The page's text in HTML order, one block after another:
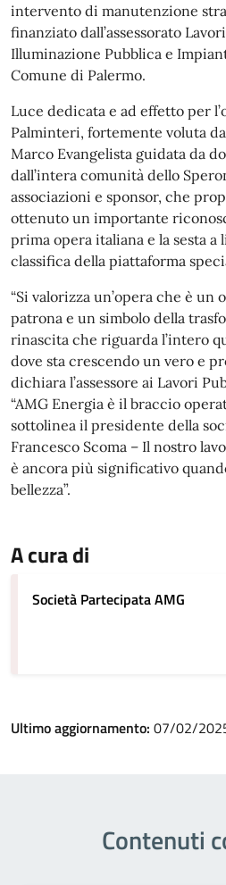
intervento di manutenzione
finanziato dall’assessorato
Illuminazione Pubblica e
Comune di Palermo.
Luce dedicata e ad effetto per
Palminteri, fortemente voluta
Marco Evangelista guidata da
dall’intera comunità dello
associazioni e sponsor, che
ottenuto un importante
prima opera italiana e la sesta a
classifica della piattaforma
“Si valorizza un’opera che è un
patrona e un simbolo della
rinascita che riguarda l’intero
dove sta crescendo un vero e
dichiara l’assessore ai Lavori
“AMG Energia è il braccio
sottolinea il presidente della
Francesco Scoma – Il nostro
è ancora più significativo
bellezza”.
A cura di
Società Partecipata AMG
Ultimo aggiornamento: 07/02/
Contenuti